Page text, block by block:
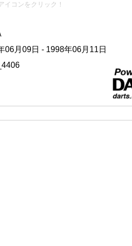
コンをクリック！
06月09日 - 1998年06月11日